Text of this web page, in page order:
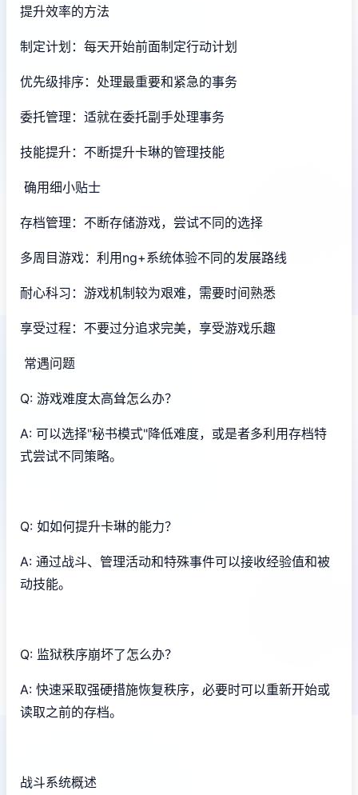
提升效率的方法
制定计划：每天开始前面制定行动计划
优先级排序：处理最重要和紧急的事务
委托管理：适就在委托副手处理事务
技能提升：不断提升卡琳的管理技能
确用细小贴士
存档管理：不断存储游戏，尝试不同的选择
多周目游戏：利用ng+系统体验不同的发展路线
耐心科习：游戏机制较为艰难，需要时间熟悉
享受过程：不要过分追求完美，享受游戏乐趣
常遇问题
Q: 游戏难度太高耸怎么办？
A: 可以选择"秘书模式"降低难度，或是者多利用存档特
式尝试不同策略。
Q: 如如何提升卡琳的能力？
A: 通过战斗、管理活动和特殊事件可以接收经验值和被
动技能。
Q: 监狱秩序崩坏了怎么办？
A: 快速采取强硬措施恢复秩序，必要时可以重新开始或
读取之前的存档。
战斗系统概述